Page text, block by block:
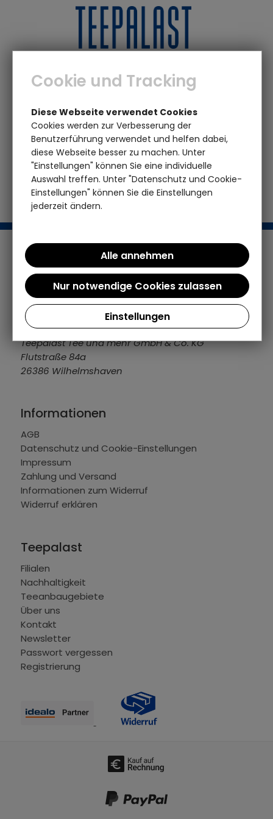
Geschirrtuch
Das von Ihnen gesuchte Produkt ist leider
nicht mehr vorhanden
Support / Hotline
04421 309109
info@teepalast.de
MO - FR: 08:00 bis 16:30 Uhr
Teepalast Tee und mehr GmbH & Co. KG
Flutstraße 84a
26386 Wilhelmshaven
Informationen
AGB
Datenschutz und Cookie-Einstellungen
Impressum
Zahlung und Versand
Informationen zum Widerruf
Widerruf erklären
Teepalast
Filialen
Nachhaltigkeit
Teeanbaugebiete
Über uns
Kontakt
Newsletter
Passwort vergessen
Registrierung
Cookie und Tracking
Diese Webseite verwendet Cookies
Cookies werden zur Verbesserung der
Benutzerführung verwendet und helfen dabei,
diese Webseite besser zu machen. Unter
"Einstellungen" können Sie eine individuelle
Auswahl treffen. Unter "Datenschutz und Cookie-
Einstellungen" können Sie die Einstellungen
jederzeit ändern.
Einstellungen